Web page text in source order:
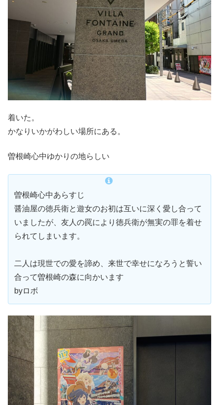
着いた。
かなりいかがわしい場所にある。
曽根崎心中ゆかりの地らしい
曽根崎心中あらすじ
醤油屋の徳兵衛と遊女のお初は互いに深く愛し合って
いましたが、友人の罠により徳兵衛が無実の罪を着せ
られてしまいます。
二人は現世での愛を諦め、来世で幸せになろうと誓い
合って曽根崎の森に向かいます
byロボ